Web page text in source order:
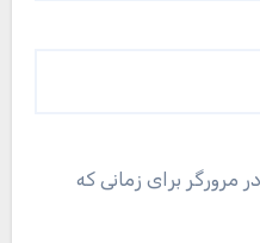
مرورگر برای زمانی که